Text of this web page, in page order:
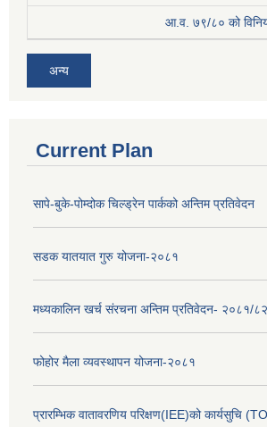
आ.व. ७९/८० को
अन्य
Current Plan
सापे-बुके-पोम्दोक चिल्ड्रेन पार्कको अन्तिम प्रतिवेदन
सडक यातयात गुरु योजना-२०८१
मध्यकालिन खर्च संरचना अन्तिम प्रतिवेदन- २०८१/
फोहोर मैला व्यवस्थापन योजना-२०८१
प्रारम्भिक वातावरणिय परिक्षण(IEE)को कार्यसुचि